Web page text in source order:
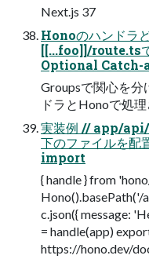
Next.js 37
Honoのハンドラ
[[...foo]]/route.ts
Optional Catch-
Groupsで関心を分
ドラとHonoで処
実装例 // app/
下のファイルを
import
{ handle } from
Hono().basePath('/
c.json({ message:
= handle(app)
https://hono.dev/